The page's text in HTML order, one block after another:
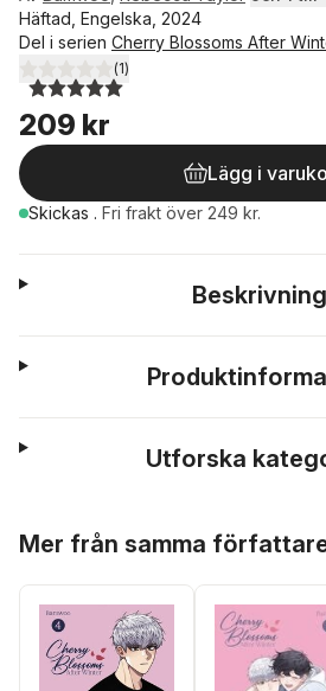
Häftad, Engelska, 2024
Del i serien Cherry Blossoms After
5,0utav 5 stjärnor. Totalt antal röster:
(1)
209 kr
Lägg i
Skickas . Fri frakt över 249 kr.
Beskrivning
Utforska
Mer från samma